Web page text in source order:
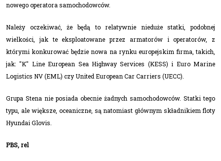
nowego operatora samochodowców.
Należy oczekiwać, że będą to relatywnie nieduże statki, podobnej
wielkości, jak te eksploatowane przez armatorów i operatorów, z
którymi konkurować będzie nowa na rynku europejskim firma, takich,
jak: "K" Line European Sea Highway Services (KESS) i Euro Marine
Logistics NV (EML) czy United European Car Carriers (UECC).
Grupa Stena nie posiada obecnie żadnych samochodowców. Statki tego
typu, ale większe, oceaniczne, są natomiast głównym składnikiem floty
Hyundai Glovis.
PBS, rel